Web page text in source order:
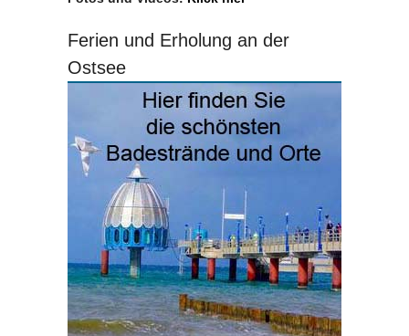
Ferien und Erholung an der
Ostsee